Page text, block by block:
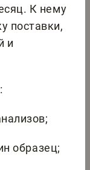
К нему
поставки,
и
образец;